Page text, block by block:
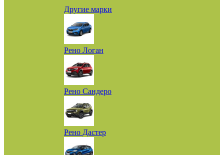
Другие марки
Рено Логан
Рено Сандеро
Рено Дастер